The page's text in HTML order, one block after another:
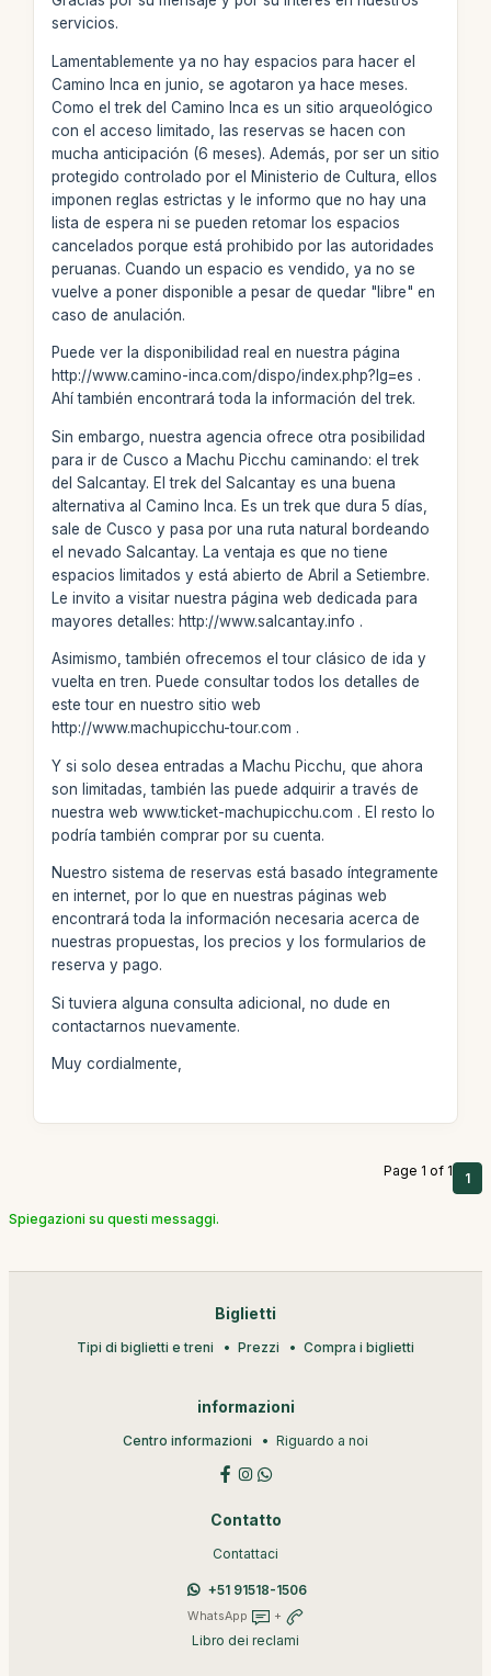
servicios.
Lamentablemente ya no hay espacios para hacer el
Camino Inca en junio, se agotaron ya hace meses.
Como el trek del Camino Inca es un sitio arqueológico
con el acceso limitado, las reservas se hacen con
mucha anticipación (6 meses). Además, por ser un sitio
protegido controlado por el Ministerio de Cultura, ellos
imponen reglas estrictas y le informo que no hay una
lista de espera ni se pueden retomar los espacios
cancelados porque está prohibido por las autoridades
peruanas. Cuando un espacio es vendido, ya no se
vuelve a poner disponible a pesar de quedar "libre" en
caso de anulación.
Puede ver la disponibilidad real en nuestra página
http://www.camino-inca.com/dispo/index.php?lg=es .
Ahí también encontrará toda la información del trek.
Sin embargo, nuestra agencia ofrece otra posibilidad
para ir de Cusco a Machu Picchu caminando: el trek
del Salcantay. El trek del Salcantay es una buena
alternativa al Camino Inca. Es un trek que dura 5 días,
sale de Cusco y pasa por una ruta natural bordeando
el nevado Salcantay. La ventaja es que no tiene
espacios limitados y está abierto de Abril a Setiembre.
Le invito a visitar nuestra página web dedicada para
mayores detalles: http://www.salcantay.info .
Asimismo, también ofrecemos el tour clásico de ida y
vuelta en tren. Puede consultar todos los detalles de
este tour en nuestro sitio web
http://www.machupicchu-tour.com .
Y si solo desea entradas a Machu Picchu, que ahora
son limitadas, también las puede adquirir a través de
nuestra web www.ticket-machupicchu.com . El resto lo
podría también comprar por su cuenta.
Nuestro sistema de reservas está basado íntegramente
en internet, por lo que en nuestras páginas web
encontrará toda la información necesaria acerca de
nuestras propuestas, los precios y los formularios de
reserva y pago.
Si tuviera alguna consulta adicional, no dude en
contactarnos nuevamente.
Muy cordialmente,
Page 1 of 1 1
Spiegazioni su questi messaggi.
Biglietti
Tipi di biglietti e treni Prezzi Compra i biglietti
informazioni
Centro informazioni Riguardo a noi
Contatto
Contattaci
+51 91518-1506
WhatsApp +
Libro dei reclami